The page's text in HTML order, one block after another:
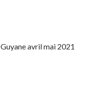
Guyane avril mai 2021